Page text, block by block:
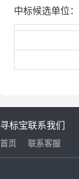
中标候选单位：
寻标宝
首页
联系我们
联系客服